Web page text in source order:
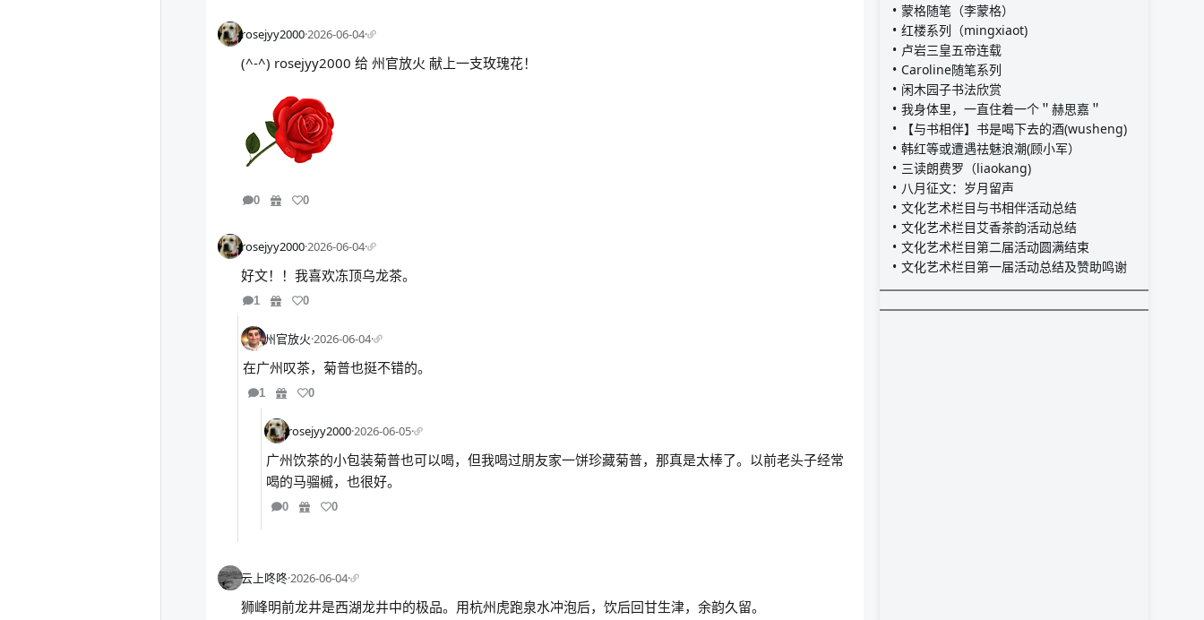
rosejyy2000·2026-06-04·
(^-^) rosejyy2000 给 州官放火 献上一支玫瑰花！
0 0
rosejyy2000·2026-06-04·
好文！！我喜欢冻顶乌龙茶。
1 0
州官放火·2026-06-04·
在广州叹茶，菊普也挺不错的。
1 0
rosejyy2000·2026-06-05·
广州饮茶的小包装菊普也可以喝，但我喝过朋友家一饼珍藏菊普，那真是太棒了。以前老头子经常
喝的马骝槭，也很好。
0 0
云上咚咚·2026-06-04·
狮峰明前龙井是西湖龙井中的极品。用杭州虎跑泉水冲泡后，饮后回甘生津，余韵久留。
蒙格随笔（李蒙格）
红楼系列（mingxiaot)
卢岩三皇五帝连载
Caroline随笔系列
闲木园子书法欣赏
我身体里，一直住着一个＂赫思嘉＂
【与书相伴】书是喝下去的酒(wusheng)
韩红等或遭遇祛魅浪潮(顾小军）
三读朗费罗（liaokang)
八月征文：岁月留声
文化艺术栏目与书相伴活动总结
文化艺术栏目艾香茶韵活动总结
文化艺术栏目第二届活动圆满结束
文化艺术栏目第一届活动总结及赞助鸣谢